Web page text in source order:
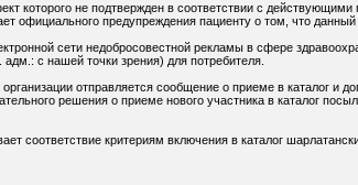
которого не подтвержден в соответствии с
официального предупреждения пациенту о том, что
сети недобросовестной рекламы в сфере
с нашей точки зрения) для потребителя.
отправляется сообщение о приеме в каталог и
решения о приеме нового участника в каталог
соответствие критериям включения в каталог